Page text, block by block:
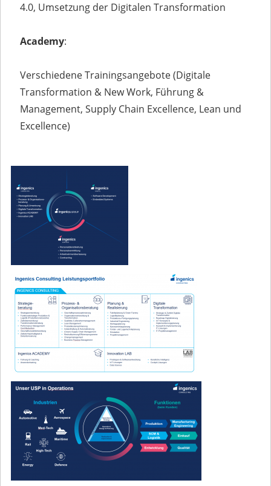
4.0, Umsetzung der Digitalen Transformation
Academy:
Verschiedene Trainingsangebote (Digitale
Transformation & New Work, Führung &
Management, Supply Chain Excellence, Lean und
Excellence)